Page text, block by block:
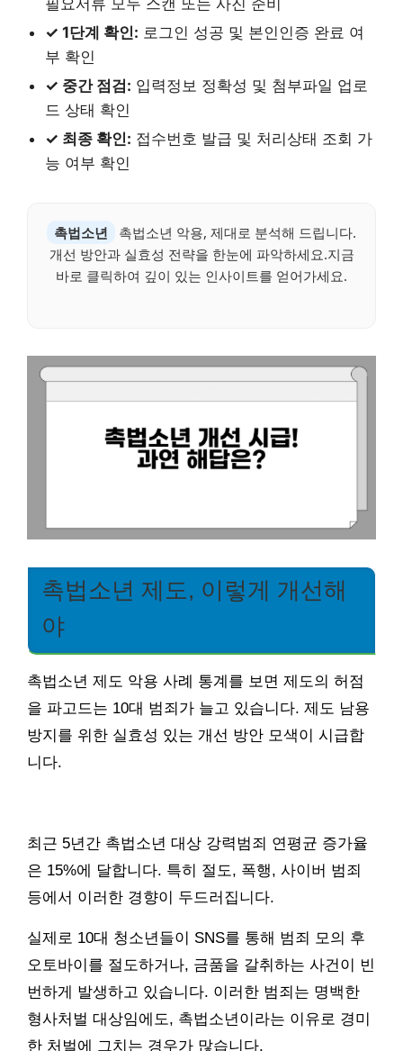
필요서류 모두 스캔 또는 사진 준비
✓ 1단계 확인: 로그인 성공 및 본인인증 완료 여
부 확인
✓ 중간 점검: 입력정보 정확성 및 첨부파일 업로
드 상태 확인
✓ 최종 확인: 접수번호 발급 및 처리상태 조회 가
능 여부 확인
촉법소년
촉법소년 악용, 제대로 분석해 드립니다.
개선 방안과 실효성 전략을 한눈에 파악하세요.지금
바로 클릭하여 깊이 있는 인사이트를 얻어가세요.
촉법소년 제도, 이렇게 개선해
야
촉법소년 제도 악용 사례 통계를 보면 제도의 허점
을 파고드는 10대 범죄가 늘고 있습니다. 제도 남용
방지를 위한 실효성 있는 개선 방안 모색이 시급합
니다.
최근 5년간 촉법소년 대상 강력범죄 연평균 증가율
은 15%에 달합니다. 특히 절도, 폭행, 사이버 범죄
등에서 이러한 경향이 두드러집니다.
실제로 10대 청소년들이 SNS를 통해 범죄 모의 후
오토바이를 절도하거나, 금품을 갈취하는 사건이 빈
번하게 발생하고 있습니다. 이러한 범죄는 명백한
형사처벌 대상임에도, 촉법소년이라는 이유로 경미
한 처벌에 그치는 경우가 많습니다.